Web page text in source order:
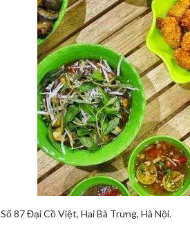
Số 87 Đại Cồ Việt, Hai Bà Trưng, Hà Nội.